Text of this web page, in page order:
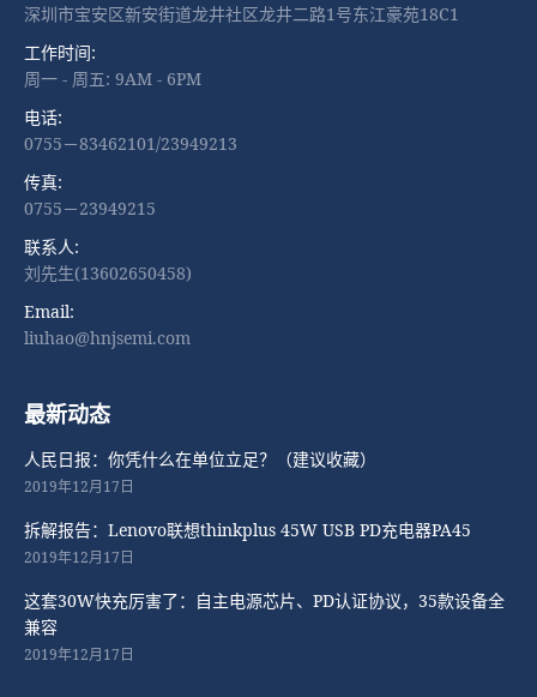
深圳市宝安区新安街道龙井社区龙井二路1号东江豪苑18C1
工作时间:
周一 - 周五: 9AM - 6PM
电话:
0755－83462101/23949213
传真:
0755－23949215
联系人:
刘先生(13602650458)
Email:
liuhao@hnjsemi.com
最新动态
人民日报：你凭什么在单位立足？（建议收藏）
2019年12月17日
拆解报告：Lenovo联想thinkplus 45W USB PD充电器PA45
2019年12月17日
这套30W快充厉害了：自主电源芯片、PD认证协议，35款设备全
兼容
2019年12月17日